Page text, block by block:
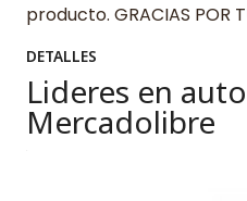
producto. GRACIAS POR
DETALLES
Lideres en
Mercadolibre